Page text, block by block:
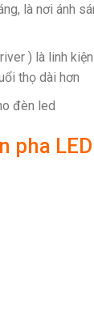
là nơi ánh
) là linh
thọ dài hơn
đèn led
pha